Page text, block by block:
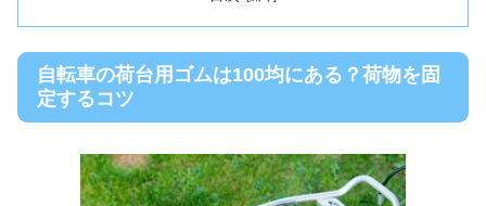
自転車の荷台用ゴムは100均にある？荷物を固
定するコツ